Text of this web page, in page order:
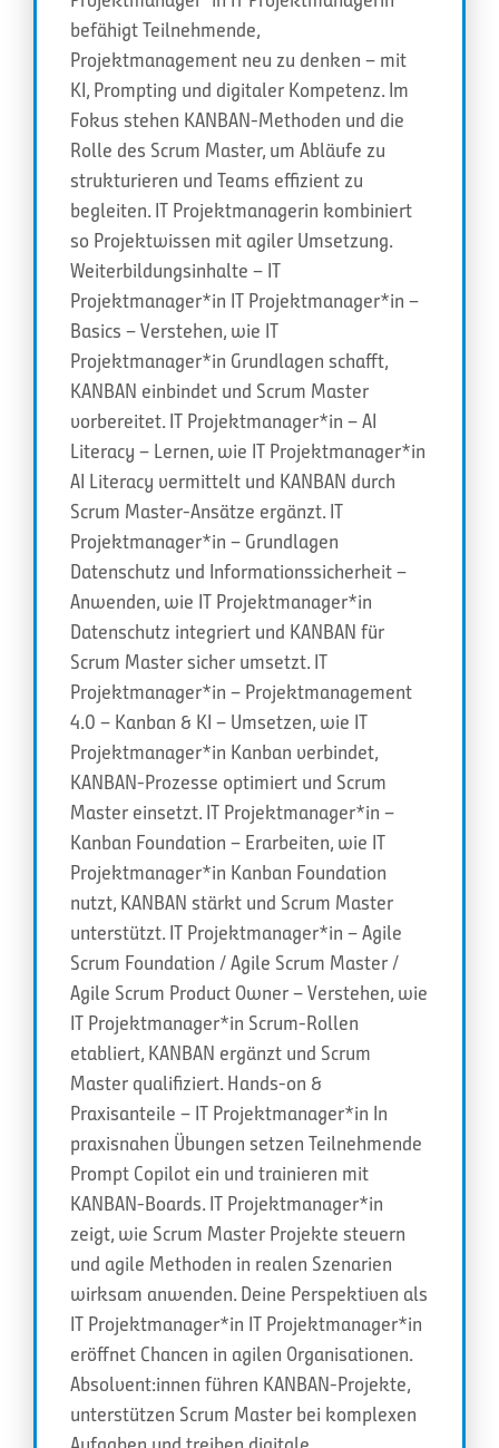
befähigt Teilnehmende,
Projektmanagement neu zu denken – mit
KI, Prompting und digitaler Kompetenz. Im
Fokus stehen KANBAN-Methoden und die
Rolle des Scrum Master, um Abläufe zu
strukturieren und Teams effizient zu
begleiten. IT Projektmanagerin kombiniert
so Projektwissen mit agiler Umsetzung.
Weiterbildungsinhalte – IT
Projektmanager*in IT Projektmanager*in –
Basics – Verstehen, wie IT
Projektmanager*in Grundlagen schafft,
KANBAN einbindet und Scrum Master
vorbereitet. IT Projektmanager*in – AI
Literacy – Lernen, wie IT Projektmanager*in
AI Literacy vermittelt und KANBAN durch
Scrum Master-Ansätze ergänzt. IT
Projektmanager*in – Grundlagen
Datenschutz und Informationssicherheit –
Anwenden, wie IT Projektmanager*in
Datenschutz integriert und KANBAN für
Scrum Master sicher umsetzt. IT
Projektmanager*in – Projektmanagement
4.0 – Kanban & KI – Umsetzen, wie IT
Projektmanager*in Kanban verbindet,
KANBAN-Prozesse optimiert und Scrum
Master einsetzt. IT Projektmanager*in –
Kanban Foundation – Erarbeiten, wie IT
Projektmanager*in Kanban Foundation
nutzt, KANBAN stärkt und Scrum Master
unterstützt. IT Projektmanager*in – Agile
Scrum Foundation / Agile Scrum Master /
Agile Scrum Product Owner – Verstehen, wie
IT Projektmanager*in Scrum-Rollen
etabliert, KANBAN ergänzt und Scrum
Master qualifiziert. Hands-on &
Praxisanteile – IT Projektmanager*in In
praxisnahen Übungen setzen Teilnehmende
Prompt Copilot ein und trainieren mit
KANBAN-Boards. IT Projektmanager*in
zeigt, wie Scrum Master Projekte steuern
und agile Methoden in realen Szenarien
wirksam anwenden. Deine Perspektiven als
IT Projektmanager*in IT Projektmanager*in
eröffnet Chancen in agilen Organisationen.
Absolvent:innen führen KANBAN-Projekte,
unterstützen Scrum Master bei komplexen